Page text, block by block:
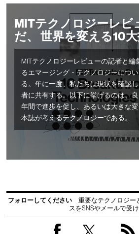
MITテクノロジーレビ
だ、 世界を変える10
MITテクノロジーレビューの記者と編
るエマージング・テクノロジーにつ
る。年に一度、私たちは現状を確認
者に共有する。以下に挙げるのは、
年間で進歩を促し、あるいは大きな
本誌が考えるテクノロジーである。
フォローしてください
重要なテクノロジー
スをSNSやメールで受